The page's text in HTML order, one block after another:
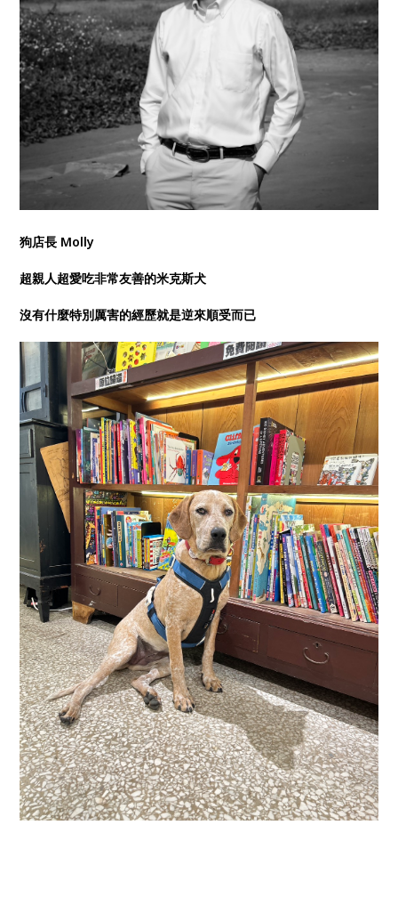
狗店長 Molly
超親人超愛吃非常友善的米克斯犬
沒有什麼特別厲害的經歷就是逆來順受而已